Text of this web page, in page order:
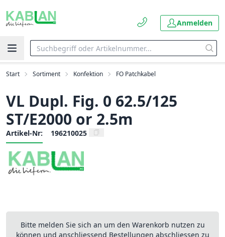
Anmelden
Start Sortiment Konfektion FO Patchkabel
VL Dupl. Fig. 0 62.5/125
ST/E2000 or 2.5m
Artikel-Nr: 196210025
Bitte melden Sie sich an um den Warenkorb nutzen zu
können und anschliessend Bestellungen abschliessen zu